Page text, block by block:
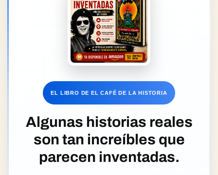
EL LIBRO DE EL CAFÉ DE LA HISTORIA
Algunas historias reales